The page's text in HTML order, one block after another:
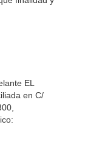
EL
en C/